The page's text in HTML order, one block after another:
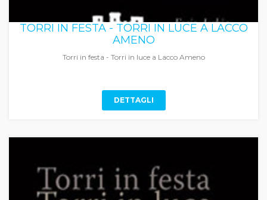
TORRI IN FESTA - TORRI IN LUCE A LACCO
AMENO
Torri in festa - Torri in luce a Lacco Ameno
DETTAGLI